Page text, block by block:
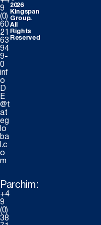
9
(0)
60
21
63
94
9-
0
inf
o
D
E
@t
at
eg
lo
ba
l.c
o
m
Parchim:
+4
9
(0)
38
2026
Kingspan
Group.
All
Rights
Reserved